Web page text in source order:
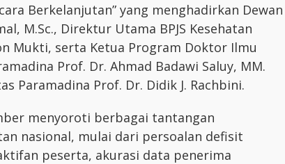
Berkelanjutan” yang menghadirkan Dewan
M.Sc., Direktur Utama BPJS Kesehatan
Mukti, serta Ketua Program Doktor Ilmu
Prof. Dr. Ahmad Badawi Saluy, MM.
Paramadina Prof. Dr. Didik J. Rachbini.
menyoroti berbagai tantangan
nasional, mulai dari persoalan defisit
peserta, akurasi data penerima